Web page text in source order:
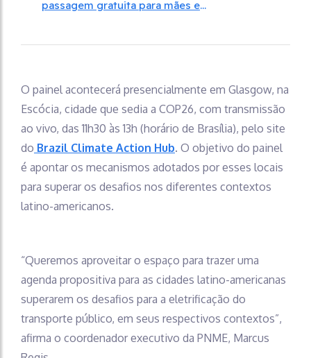
passagem gratuita para mães e
O painel acontecerá presencialmente em Glasgow, na
Escócia, cidade que sedia a COP26, com transmissão
ao vivo, das 11h30 às 13h (horário de Brasília), pelo site
do Brazil Climate Action Hub. O objetivo do painel
é apontar os mecanismos adotados por esses locais
para superar os desafios nos diferentes contextos
latino-americanos.
“Queremos aproveitar o espaço para trazer uma
agenda propositiva para as cidades latino-americanas
superarem os desafios para a eletrificação do
transporte público, em seus respectivos contextos”,
afirma o coordenador executivo da PNME, Marcus